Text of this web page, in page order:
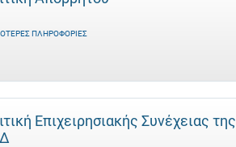
ΠΛΗΡΟΦΟΡΊΕΣ
Επιχειρησιακής Συνέχειας της